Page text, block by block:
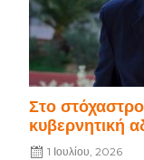
Στο
κυβερνητική
1 Ιουλίου, 2026